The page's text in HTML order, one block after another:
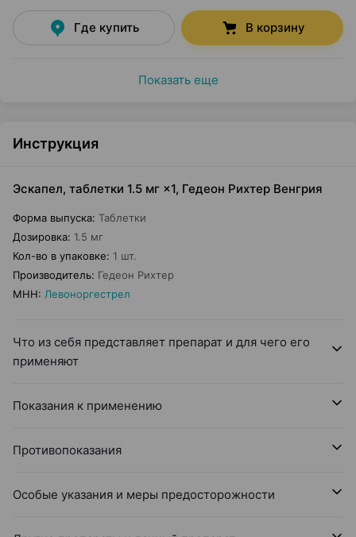
Где купить В корзину
Показать еще
Инструкция
Эскапел, таблетки 1.5 мг ×1, Гедеон Рихтер Венгрия
Форма выпуска: Таблетки
Дозировка: 1.5 мг
Кол-во в упаковке: 1 шт.
Производитель: Гедеон Рихтер
МНН: Левоноргестрел
Что из себя представляет препарат и для чего его
применяют
Показания к применению
Противопоказания
Особые указания и меры предосторожности